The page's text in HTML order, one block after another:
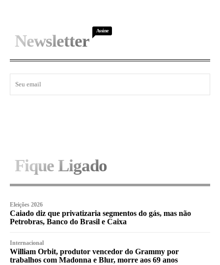
Newsletter
Assine
Fique Ligado
Eleições 2026
Caiado diz que privatizaria segmentos do gás, mas não
Petrobras, Banco do Brasil e Caixa
Internacional
William Orbit, produtor vencedor do Grammy por
trabalhos com Madonna e Blur, morre aos 69 anos